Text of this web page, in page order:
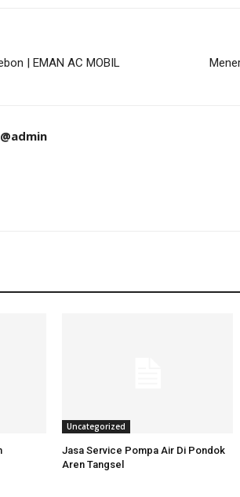
| EMAN AC MOBIL
@admin
Uncategorized
Jasa Service Pompa Air Di Pondok
Aren Tangsel